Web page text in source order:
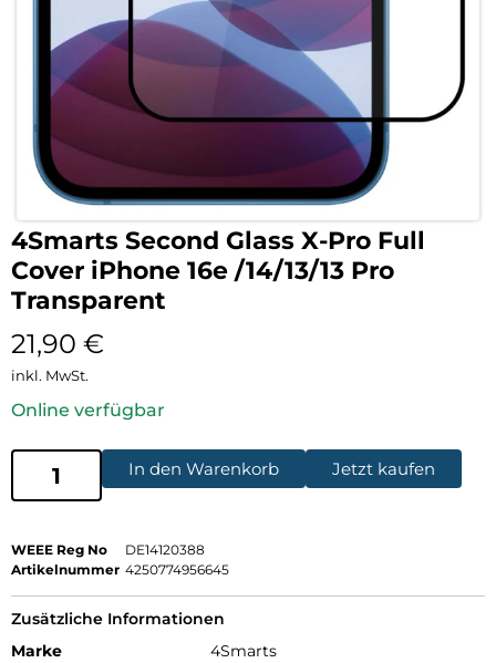
4Smarts Second Glass X-Pro Full
Cover iPhone 16e /14/13/13 Pro
Transparent
21,90 €
inkl. MwSt.
Online verfügbar
In den Warenkorb Jetzt kaufen
WEEE Reg No
DE14120388
Artikelnummer 4250774956645
Zusätzliche Informationen
Marke
4Smarts